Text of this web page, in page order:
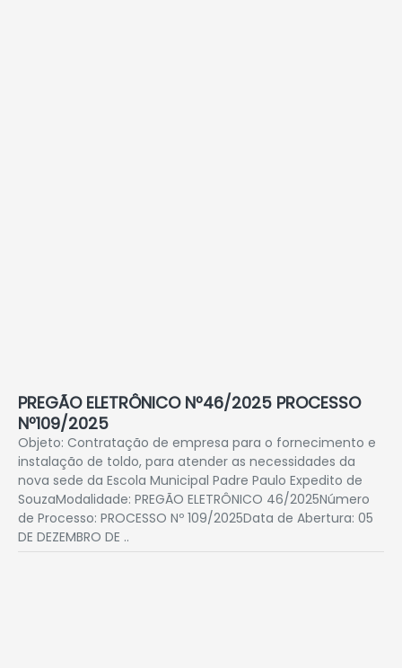
PREGÃO ELETRÔNICO Nº46/2025 PROCESSO
Nº109/2025
Objeto: Contratação de empresa para o fornecimento e
instalação de toldo, para atender as necessidades da
nova sede da Escola Municipal Padre Paulo Expedito de
SouzaModalidade: PREGÃO ELETRÔNICO 46/2025Número
de Processo: PROCESSO Nº 109/2025Data de Abertura: 05
DE DEZEMBRO DE ..